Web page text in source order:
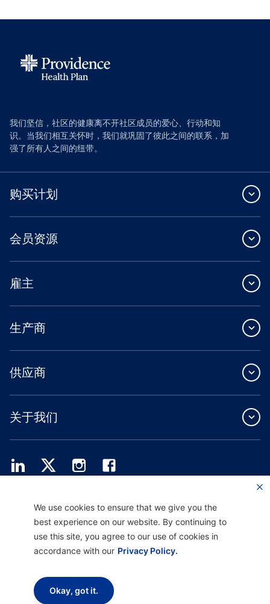
我们坚信，社区的健康离不开社区成员的爱心、行动和知
识。当我们相互关怀时，我们就巩固了彼此之间的联系，加
强了所有人之间的纽带。
购买计划
会员资源
雇主
生产商
供应商
关于我们
Providence Health Plan 提供商业团体、个人健康保障和 ASO 服务。
Providence Health Assurance 是一家 HMO、HMO-POS 和 HMO SNP，与
Medicare 和俄勒冈州健康计划签有合同。Providence Health Assurance 的注册取决
于合同续约。
免责声明 |非歧视和沟通协助 | 隐私惯例通知
版权所有 © 2026 Providence Health Plan、 Providence Plan Partners 和
We use cookies to ensure that we give you the
best experience on our website. By continuing to
use this site, you agree to our use of cookies in
accordance with our Privacy Policy.
Okay, got it.